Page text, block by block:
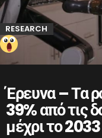
RESEARCH
Έρευνα – Τα
39% από τις
μέχρι το 2033